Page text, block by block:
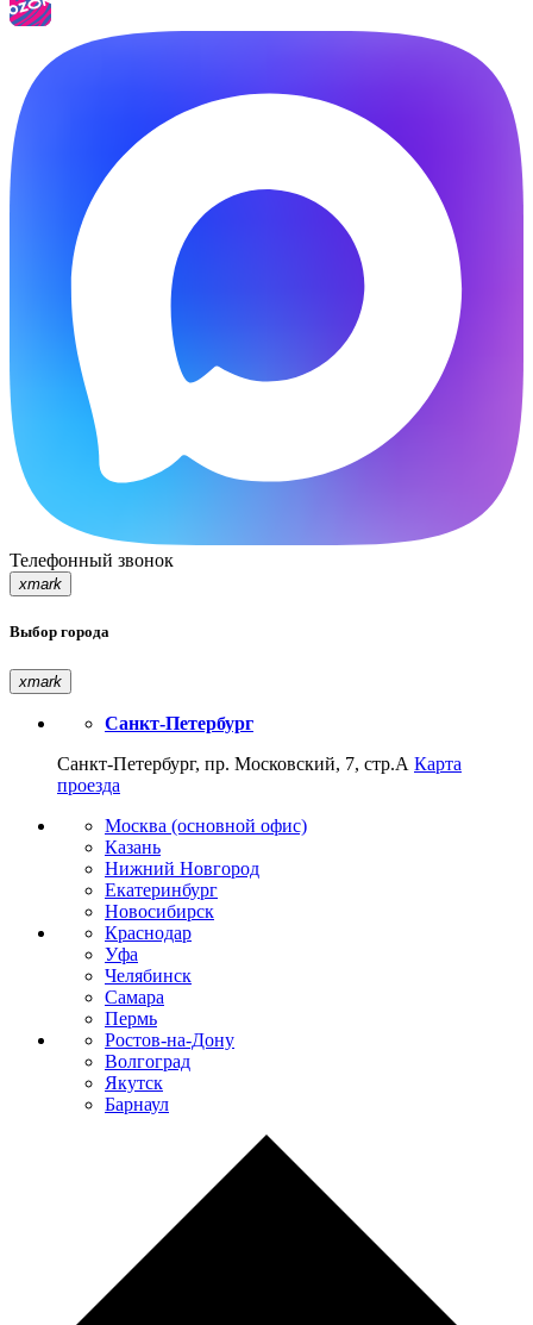
Телефонный звонок
xmark
Выбор города
xmark
Санкт-Петербург
Санкт-Петербург, пр. Московский, 7, стр.А Карта
проезда
Москва (основной офис)
Казань
Нижний Новгород
Екатеринбург
Новосибирск
Краснодар
Уфа
Челябинск
Самара
Пермь
Ростов-на-Дону
Волгоград
Якутск
Барнаул